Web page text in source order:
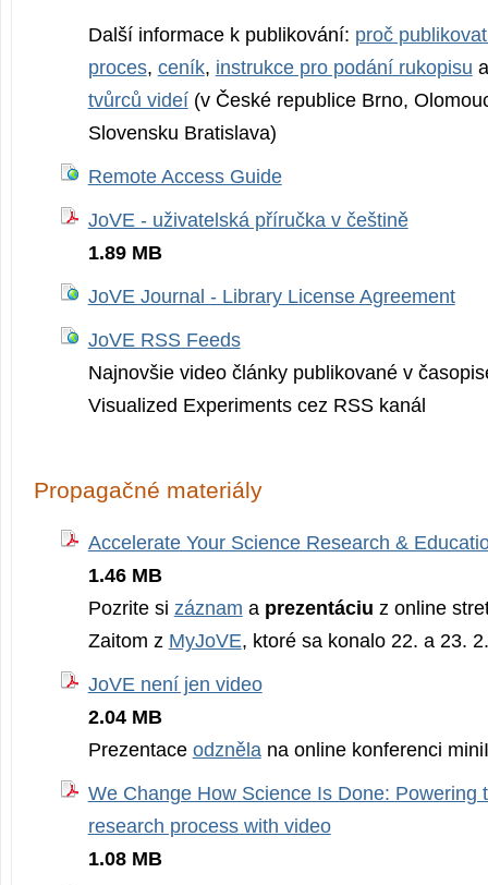
Další informace k publikování: proč
proces, ceník, instrukce pro podání rukopisu
tvůrců videí(v České republice Brno,
Slovensku Bratislava)
Remote Access Guide
JoVE - uživatelská příručka v češtině
1.89 MB
JoVE Journal - Library License Agreement
JoVE RSS Feeds
Najnovšie video články publikované v
Visualized Experiments cez RSS kanál
Propagačné materiály
Accelerate Your Science Research &
1.46 MB
Pozrite si záznam a prezentáciu z online
Zaitom z MyJoVE, ktoré sa konalo 22. a 23.
JoVE není jen video
2.04 MB
Prezentace odzněla na online konferenci
We Change How Science Is Done: Powering
research process with video
1.08 MB